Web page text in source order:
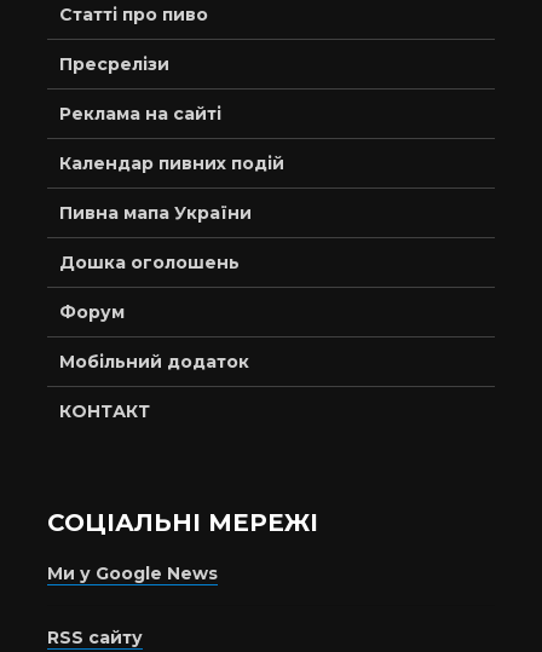
Статті про пиво
Пресрелізи
Реклама на сайті
Календар пивних подій
Пивна мапа України
Дошка оголошень
Форум
Мобільний додаток
КОНТАКТ
СОЦІАЛЬНІ МЕРЕЖІ
Ми у Google News
RSS сайту